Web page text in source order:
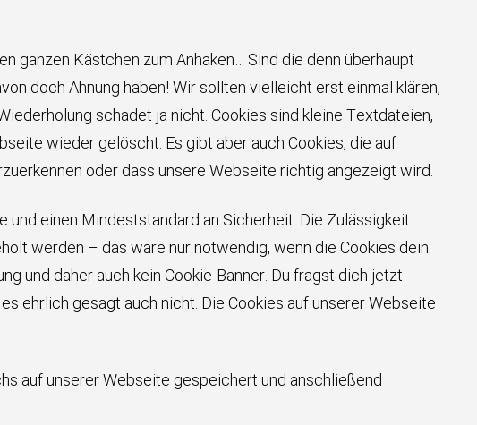
ganzen Kästchen zum Anhaken… Sind die denn überhaupt
doch Ahnung haben! Wir sollten vielleicht erst einmal klären,
schadet ja nicht. Cookies sind kleine Textdateien,
wieder gelöscht. Es gibt aber auch Cookies, die auf
oder dass unsere Webseite richtig angezeigt wird.
einen Mindeststandard an Sicherheit. Die Zulässigkeit
werden – das wäre nur notwendig, wenn die Cookies dein
und daher auch kein Cookie-Banner. Du fragst dich jetzt
ehrlich gesagt auch nicht. Die Cookies auf unserer Webseite
auf unserer Webseite gespeichert und anschließend